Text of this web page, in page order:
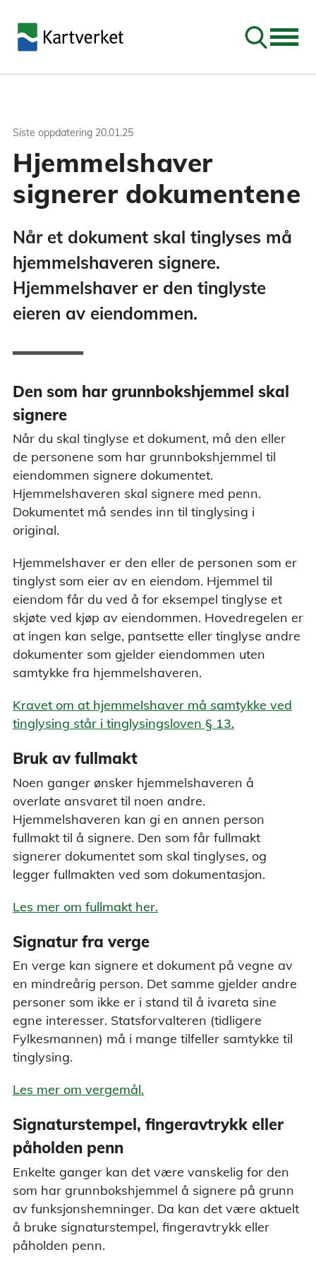
Søk
Siste oppdatering 20.01.25
Hjemmelshaver
signerer dokumentene
Når et dokument skal tinglyses må
hjemmelshaveren signere.
Hjemmelshaver er den tinglyste
eieren av eiendommen.
Den som har grunnbokshjemmel skal
signere
Når du skal tinglyse et dokument, må den eller
de personene som har grunnbokshjemmel til
eiendommen signere dokumentet.
Hjemmelshaveren skal signere med penn.
Dokumentet må sendes inn til tinglysing i
original.
Hjemmelshaver er den eller de personen som er
tinglyst som eier av en eiendom. Hjemmel til
eiendom får du ved å for eksempel tinglyse et
skjøte ved kjøp av eiendommen. Hovedregelen er
at ingen kan selge, pantsette eller tinglyse andre
dokumenter som gjelder eiendommen uten
samtykke fra hjemmelshaveren.
Kravet om at hjemmelshaver må samtykke ved
tinglysing står i tinglysingsloven § 13.
Bruk av fullmakt
Noen ganger ønsker hjemmelshaveren å
overlate ansvaret til noen andre.
Hjemmelshaveren kan gi en annen person
fullmakt til å signere. Den som får fullmakt
signerer dokumentet som skal tinglyses, og
legger fullmakten ved som dokumentasjon.
Les mer om fullmakt her.
Signatur fra verge
En verge kan signere et dokument på vegne av
en mindreårig person. Det samme gjelder andre
personer som ikke er i stand til å ivareta sine
egne interesser. Statsforvalteren (tidligere
Fylkesmannen) må i mange tilfeller samtykke til
tinglysing.
Les mer om vergemål.
Signaturstempel, fingeravtrykk eller
påholden penn
Enkelte ganger kan det være vanskelig for den
som har grunnbokshjemmel å signere på grunn
av funksjonshemninger. Da kan det være aktuelt
å bruke signaturstempel, fingeravtrykk eller
påholden penn.